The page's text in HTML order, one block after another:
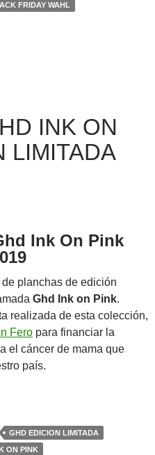
FRIDAY WAHL
INK ON
LIMITADA
Ink On Pink
planchas de edición
Ghd Ink on Pink.
realizada de esta colección,
Fero para financiar la
el cáncer de mama que
país.
on Pink edición limitada
GHD EDICION LIMITADA
ON PINK